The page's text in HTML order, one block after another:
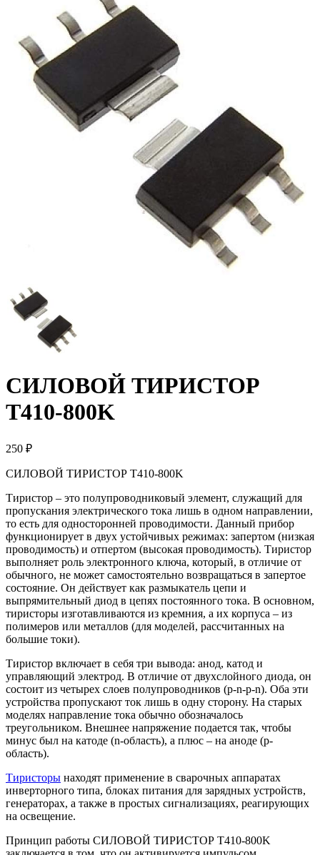
СИЛОВОЙ ТИРИСТОР
T410-800K
250 ₽
СИЛОВОЙ ТИРИСТОР T410-800K
Тиристор – это полупроводниковый элемент, служащий для
пропускания электрического тока лишь в одном направлении,
то есть для односторонней проводимости. Данный прибор
функционирует в двух устойчивых режимах: запертом (низкая
проводимость) и отпертом (высокая проводимость). Тиристор
выполняет роль электронного ключа, который, в отличие от
обычного, не может самостоятельно возвращаться в запертое
состояние. Он действует как размыкатель цепи и
выпрямительный диод в цепях постоянного тока. В основном,
тиристоры изготавливаются из кремния, а их корпуса – из
полимеров или металлов (для моделей, рассчитанных на
большие токи).
Тиристор включает в себя три вывода: анод, катод и
управляющий электрод. В отличие от двухслойного диода, он
состоит из четырех слоев полупроводников (p-n-p-n). Оба эти
устройства пропускают ток лишь в одну сторону. На старых
моделях направление тока обычно обозначалось
треугольником. Внешнее напряжение подается так, чтобы
минус был на катоде (n-область), а плюс – на аноде (p-
область).
Тиристоры находят применение в сварочных аппаратах
инверторного типа, блоках питания для зарядных устройств,
генераторах, а также в простых сигнализациях, реагирующих
на освещение.
Принцип работы СИЛОВОЙ ТИРИСТОР T410-800K